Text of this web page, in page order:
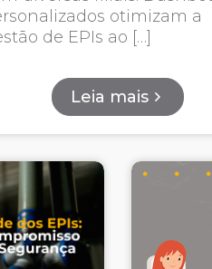
otimizam a
de EPIs ao […]
Leia mais